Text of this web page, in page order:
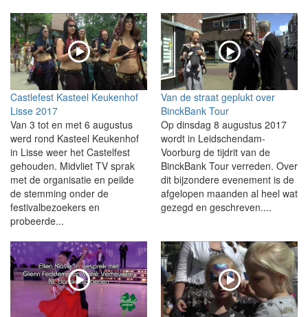
Castlefest Kasteel Keukenhof
Lisse 2017
Van 3 tot en met 6 augustus
werd rond Kasteel Keukenhof
in Lisse weer het Castelfest
gehouden. Midvliet TV sprak
met de organisatie en peilde
de stemming onder de
festivalbezoekers en
probeerde...
Van de straat geplukt over
BinckBank Tour
Op dinsdag 8 augustus 2017
wordt in Leidschendam-
Voorburg de tijdrit van de
BinckBank Tour verreden. Over
dit bijzondere evenement is de
afgelopen maanden al heel wat
gezegd en geschreven....